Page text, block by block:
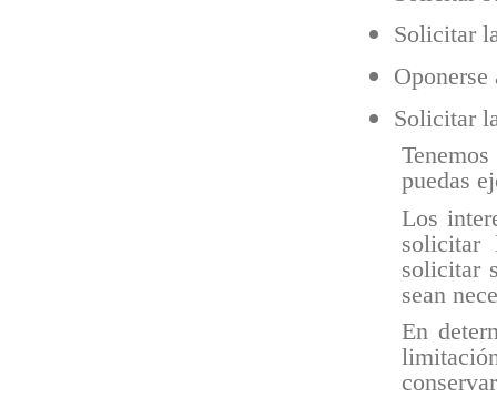
Solicitar
Solicitar
puedas
Los
solicitar
solicitar
sean
En